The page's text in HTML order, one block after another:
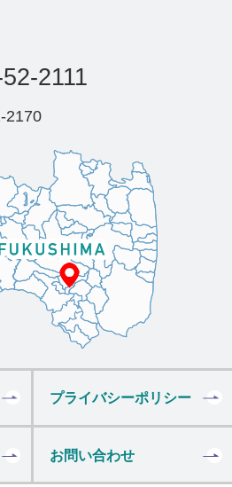
2111
2170
プライバシーポリシー
お問い合わせ